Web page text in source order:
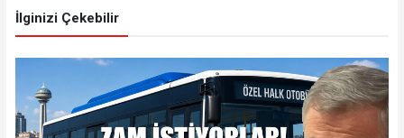
İlginizi Çekebilir